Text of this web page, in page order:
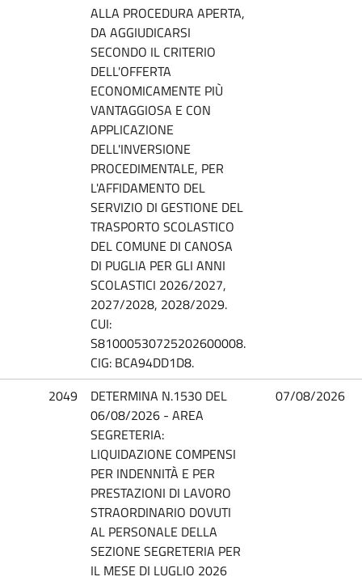
ALLA PROCEDURA APERTA,
DA AGGIUDICARSI
SECONDO IL CRITERIO
DELL'OFFERTA
ECONOMICAMENTE PIÙ
VANTAGGIOSA E CON
APPLICAZIONE
DELL'INVERSIONE
PROCEDIMENTALE, PER
L'AFFIDAMENTO DEL
SERVIZIO DI GESTIONE DEL
TRASPORTO SCOLASTICO
DEL COMUNE DI CANOSA
DI PUGLIA PER GLI ANNI
SCOLASTICI 2026/2027,
2027/2028, 2028/2029.
CUI:
S81000530725202600008.
CIG: BCA94DD1D8.
2049
DETERMINA N.1530 DEL
06/08/2026 - AREA
SEGRETERIA:
LIQUIDAZIONE COMPENSI
PER INDENNITÀ E PER
PRESTAZIONI DI LAVORO
STRAORDINARIO DOVUTI
AL PERSONALE DELLA
SEZIONE SEGRETERIA PER
IL MESE DI LUGLIO 2026
07/08/2026